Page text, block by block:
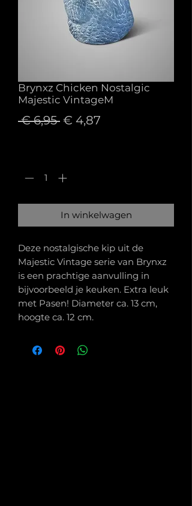
Brynxz Chicken Nostalgic
Majestic VintageM
€ 6,95 Normale
€ 4,87
In winkelwagen
Deze nostalgische kip uit de
Majestic Vintage serie van Brynxz
is een prachtige aanvulling in
bijvoorbeeld je keuken. Extra leuk
met Pasen! Diameter ca. 13 cm,
hoogte ca. 12 cm.